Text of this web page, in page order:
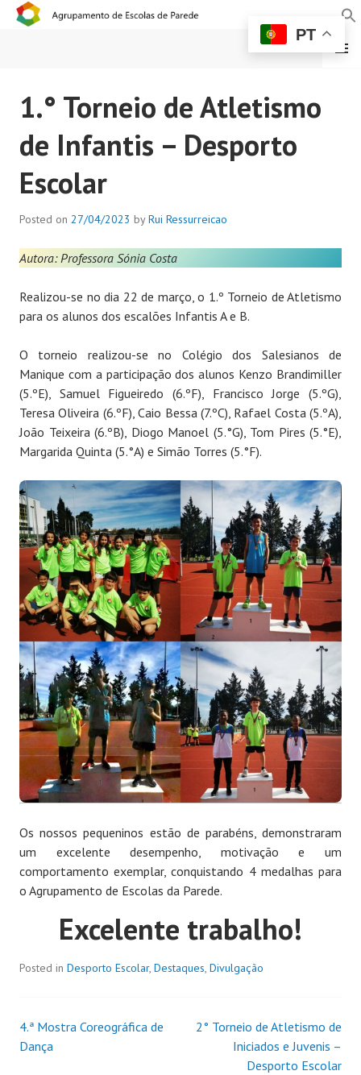
AGRUPAMENTO DE
ESCOLAS DE PAREDE
MENU
1.° Torneio de Atletismo
de Infantis – Desporto
Escolar
Posted on 27/04/2023 byRui Ressurreicao
Autora: Professora Sónia Costa
Realizou-se no dia 22 de março, o 1.º Torneio de Atletismo
para os alunos dos escalões Infantis A e B.
O torneio realizou-se no Colégio dos Salesianos de
Manique com a participação dos alunos Kenzo Brandimiller
(5.ºE), Samuel Figueiredo (6.ºF), Francisco Jorge (5.ºG),
Teresa Oliveira (6.ºF), Caio Bessa (7.ºC), Rafael Costa (5.ºA),
João Teixeira (6.ºB), Diogo Manoel (5.°G), Tom Pires (5.°E),
Margarida Quinta (5.°A) e Simão Torres (5.°F).
Os nossos pequeninos estão de parabéns, demonstraram
um excelente desempenho, motivação e um
comportamento exemplar, conquistando 4 medalhas para
o Agrupamento de Escolas da Parede.
Excelente trabalho!
Posted in Desporto Escolar, Destaques, Divulgação
4.ª Mostra Coreográfica de
Dança
2° Torneio de Atletismo de
Iniciados e Juvenis –
Desporto Escolar
PT